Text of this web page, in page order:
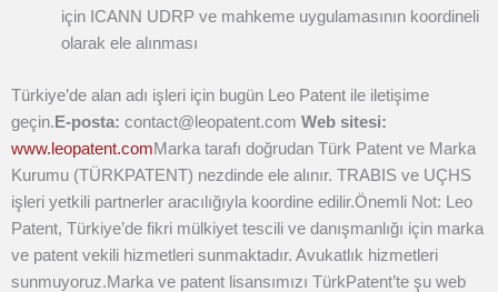
için ICANN UDRP ve mahkeme uygulamasının koordineli
olarak ele alınması
Türkiye’de alan adı işleri için bugün Leo Patent ile iletişime
geçin.E-posta: contact@leopatent.com Web sitesi:
www.leopatent.comMarka tarafı doğrudan Türk Patent ve Marka
Kurumu (TÜRKPATENT) nezdinde ele alınır. TRABIS ve UÇHS
işleri yetkili partnerler aracılığıyla koordine edilir.Önemli Not: Leo
Patent, Türkiye’de fikri mülkiyet tescili ve danışmanlığı için marka
ve patent vekili hizmetleri sunmaktadır. Avukatlık hizmetleri
sunmuyoruz.Marka ve patent lisansımızı TürkPatent’te şu web